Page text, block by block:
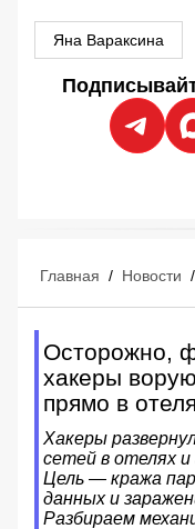
Яна Вараксина
Главная / Новости /
Осторожно,
хакеры
прямо в
Хакеры
сетей в отелях и
Цель — кража
данных и
Разбираем